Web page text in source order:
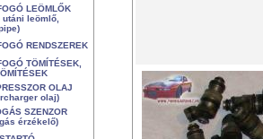
LEÖMLŐK
utáni leömlő,
RENDSZEREK
TÖMÍTÉSEK,
OLAJ
olaj)
SZENZOR
érzékelő)